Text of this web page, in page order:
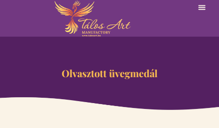
Olvasztott üvegmedál